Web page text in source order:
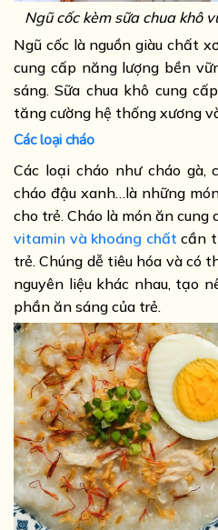
Ngũ cốc kèm sữa chua khô
Ngũ cốc là nguồn giàu chất
cung cấp năng lượng bền
sáng. Sữa chua khô cung
tăng cường hệ thống xương
Các loại cháo
Các loại cháo như cháo gà,
cháo đậu xanh…là những
cho trẻ. Cháo là món ăn cung
vitamin và khoáng chất cần
trẻ. Chúng dễ tiêu hóa và có
nguyên liệu khác nhau, tạo
phần ăn sáng của trẻ.